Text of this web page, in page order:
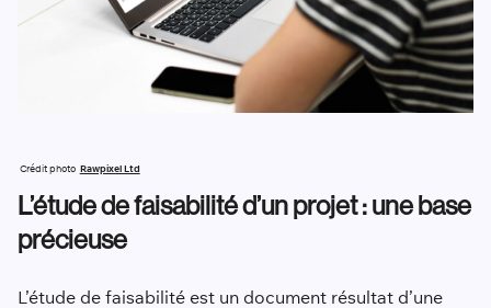
Crédit photo Rawpixel Ltd
L’étude de faisabilité d’un projet : une base
précieuse
L’étude de faisabilité est un document résultat d’une